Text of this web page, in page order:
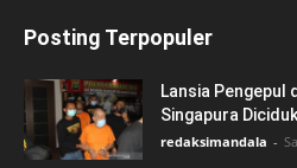
Posting Terpopuler
Lansia Pengepul
Singapura
redaksimandala -